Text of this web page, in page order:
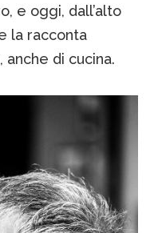
e oggi, dall’alto
la racconta
di cucina.